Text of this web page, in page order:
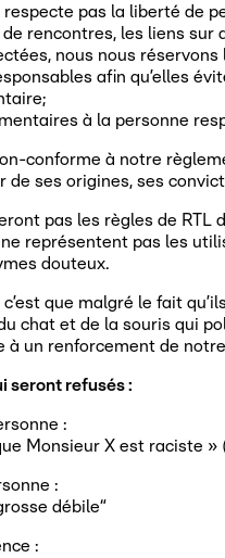
pas la liberté de
de rencontres, les liens
nous nous réservons
afin qu’elles
à la personne
conforme à notre
de ses origines, ses
pas les règles de
représentent pas les
douteux.
que malgré le fait
chat et de la souris qui
à un renforcement de
seront refusés :
:
Monsieur X est raciste
:
débile“
: